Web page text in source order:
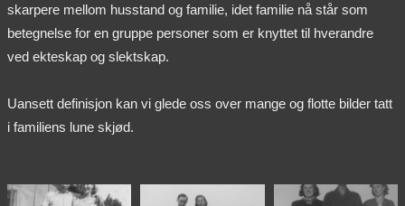
skarpere mellom husstand og familie, idet familie nå står som
betegnelse for en gruppe personer som er knyttet til hverandre
ved ekteskap og slektskap.
Uansett definisjon kan vi glede oss over mange og flotte bilder tatt
i familiens lune skjød.